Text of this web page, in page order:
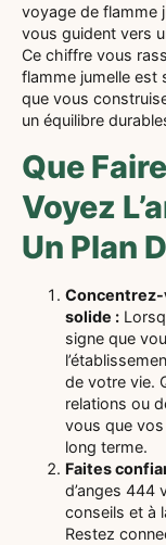
voyage de flamme
vous guident vers
Ce chiffre vous
flamme jumelle est
que vous
un équilibre
Que
Voyez
Un Plan
Concentrez-
solide :
signe que
de votre vie.
relations ou
vous que
long terme.
Faites
d’anges 444
conseils et à
Restez